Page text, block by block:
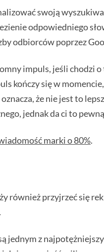
swoją
odpowiedniego
odbiorców poprzez
impuls, jeśli chodzi
kończy się w
że nie jest to
jednak da ci to
marki o 80%.
również przyjrzeć się
jednym z